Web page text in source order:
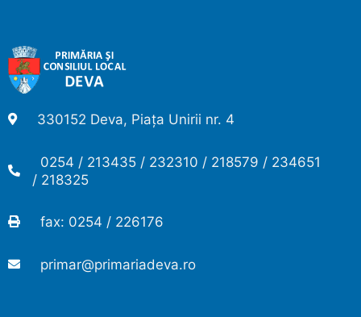
330152 Deva, Piața Unirii nr. 4
0254 / 213435 / 232310 / 218579 / 234651
/ 218325
fax: 0254 / 226176
primar@primariadeva.ro